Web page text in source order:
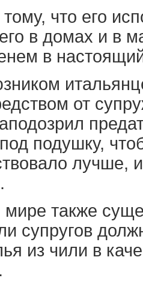
что его
в домах и в
в
от
подушку,
лучше,
мире также
супругов
из чили в